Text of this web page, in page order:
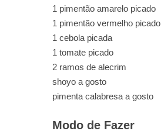
1 pimentão amarelo picado
1 pimentão vermelho picado
1 cebola picada
1 tomate picado
2 ramos de alecrim
shoyo a gosto
pimenta calabresa a gosto
Modo de Fazer